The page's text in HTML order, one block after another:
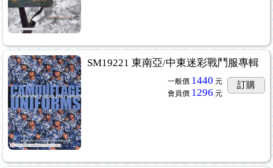
SM19221 東南亞/中東迷彩戰鬥服專輯
一般價 1440 元
會員價 1296 元
訂購